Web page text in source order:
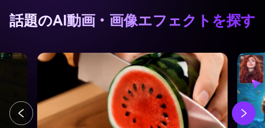
話題のAI動画・画像エフェクトを探す